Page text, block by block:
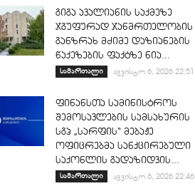
გიგა ავალიანის საქმეზე
ჯგუფურად ჯანმრთელობის
განზრახ მძიმე დაზიანების
წაქეზების ფაქტზე ნია...
სამართალი აგვისტო 6, 2026 22:51
ფინანსთა სამინისტროს
შემოსავლების სამსახურის
სგპ „სარფის“ მებაჟე
ოფიცრებმა სანქცირებული
საქონლის გადაზიდვის...
სამართალი აგვისტო 6, 2026 22:46